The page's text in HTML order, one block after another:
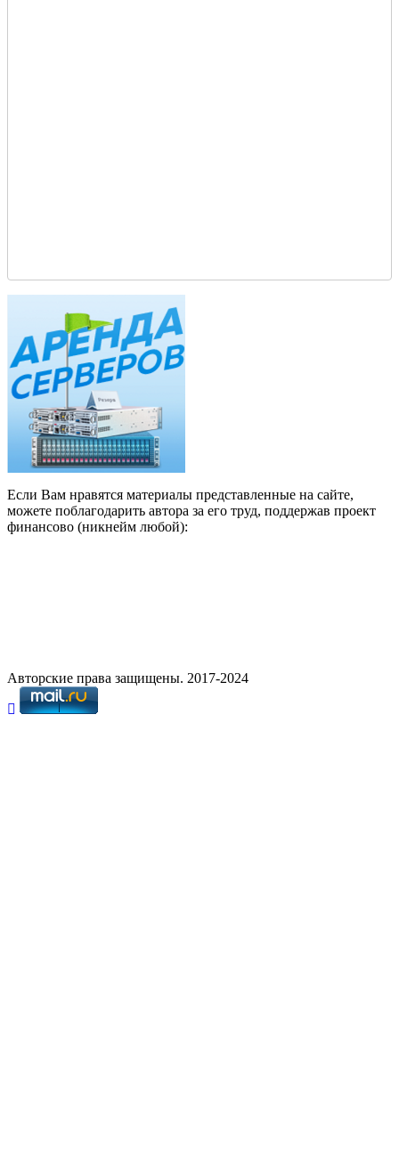
Если Вам нравятся материалы представленные на сайте,
можете поблагодарить автора за его труд, поддержав проект
финансово (никнейм любой):
Авторские права защищены. 2017-2024